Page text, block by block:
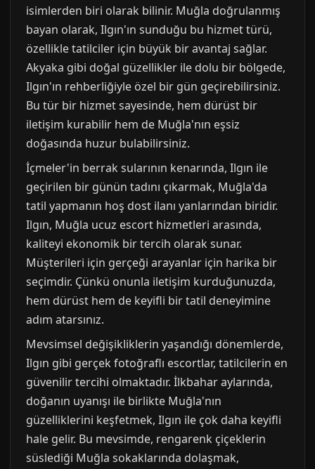
isimlerden biri olarak bilinir. Muğla doğrulanmış
bayan olarak, Ilgın'ın sunduğu bu hizmet türü,
özellikle tatilciler için büyük bir avantaj sağlar.
Akyaka gibi doğal güzellikler ile dolu bir bölgede,
Ilgın'ın rehberliğiyle özel bir gün geçirebilirsiniz.
Bu tür bir hizmet sayesinde, hem dürüst bir
iletişim kurabilir hem de Muğla'nın eşsiz
doğasında huzur bulabilirsiniz.
İçmeler'in berrak sularının kenarında, Ilgın ile
geçirilen bir günün tadını çıkarmak, Muğla'da
tatil yapmanın hoş dost ilanı yanlarından biridir.
Ilgın, Muğla ucuz escort hizmetleri arasında,
kaliteyi ekonomik bir tercih olarak sunar.
Müşterileri için gerçeği arayanlar için harika bir
seçimdir. Çünkü onunla iletişim kurduğunuzda,
hem dürüst hem de keyifli bir tatil deneyimine
adım atarsınız.
Mevsimsel değişikliklerin yaşandığı dönemlerde,
Ilgın gibi gerçek fotoğraflı escortlar, tatilcilerin en
güvenilir tercihi olmaktadır. İlkbahar aylarında,
doğanın uyanışı ile birlikte Muğla'nın
güzelliklerini keşfetmek, Ilgın ile çok daha keyifli
hale gelir. Bu mevsimde, rengarenk çiçeklerin
süslediği Muğla sokaklarında dolaşmak,